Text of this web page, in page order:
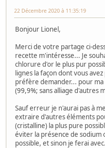
22 Décembre 2020 à 11:35:19
Bonjour Lionel,
Merci de votre partage ci-
recette m'intéresse... Je
chlorure d'or le plus pur
lignes la façon dont vous
préfère demander... pour
(99,9%; sans alliage d'autres
Sauf erreur je n'aurai pas à
extraire d'autres éléments
(cristalline) la plus pure
éviter la présence de sodium
possible, et sinon je ferai avec.